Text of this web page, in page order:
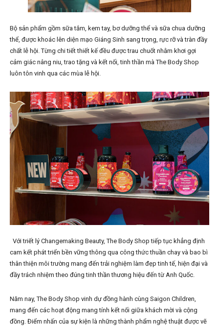
Bộ sản phẩm gồm sữa tắm, kem tay, bơ dưỡng thể và sữa chua dưỡng
thể, được khoác lên diện mạo Giáng Sinh sang trọng, rực rỡ và tràn đầy
chất lễ hội. Từng chi tiết thiết kế đều được trau chuốt nhằm khơi gợi
cảm giác nâng niu, trao tặng và kết nối, tinh thần mà The Body Shop
luôn tôn vinh qua các mùa lễ hội.
Với triết lý Changemaking Beauty, The Body Shop tiếp tục khẳng định
cam kết phát triển bền vững thông qua công thức thuần chay và bao bì
thân thiện môi trường mang đến trải nghiệm làm đẹp tinh tế, hiện đại và
đầy trách nhiệm theo đúng tinh thần thương hiệu đến từ Anh Quốc.
Năm nay, The Body Shop vinh dự đồng hành cùng Saigon Children,
mang đến các hoạt động mang tính kết nối giữa khách mời và cộng
đồng. Điểm nhấn của sự kiện là những thành phẩm nghệ thuật được vẽ